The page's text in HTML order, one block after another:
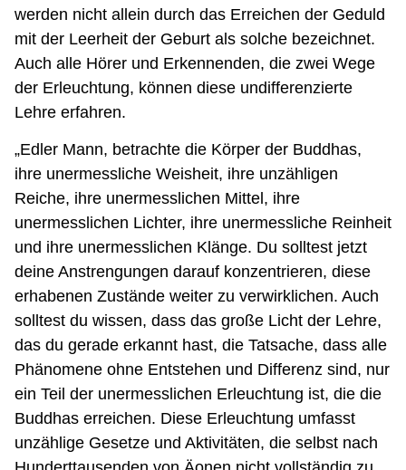
werden nicht allein durch das Erreichen der Geduld
mit der Leerheit der Geburt als solche bezeichnet.
Auch alle Hörer und Erkennenden, die zwei Wege
der Erleuchtung, können diese undifferenzierte
Lehre erfahren.
„Edler Mann, betrachte die Körper der Buddhas,
ihre unermessliche Weisheit, ihre unzähligen
Reiche, ihre unermesslichen Mittel, ihre
unermesslichen Lichter, ihre unermessliche Reinheit
und ihre unermesslichen Klänge. Du solltest jetzt
deine Anstrengungen darauf konzentrieren, diese
erhabenen Zustände weiter zu verwirklichen. Auch
solltest du wissen, dass das große Licht der Lehre,
das du gerade erkannt hast, die Tatsache, dass alle
Phänomene ohne Entstehen und Differenz sind, nur
ein Teil der unermesslichen Erleuchtung ist, die die
Buddhas erreichen. Diese Erleuchtung umfasst
unzählige Gesetze und Aktivitäten, die selbst nach